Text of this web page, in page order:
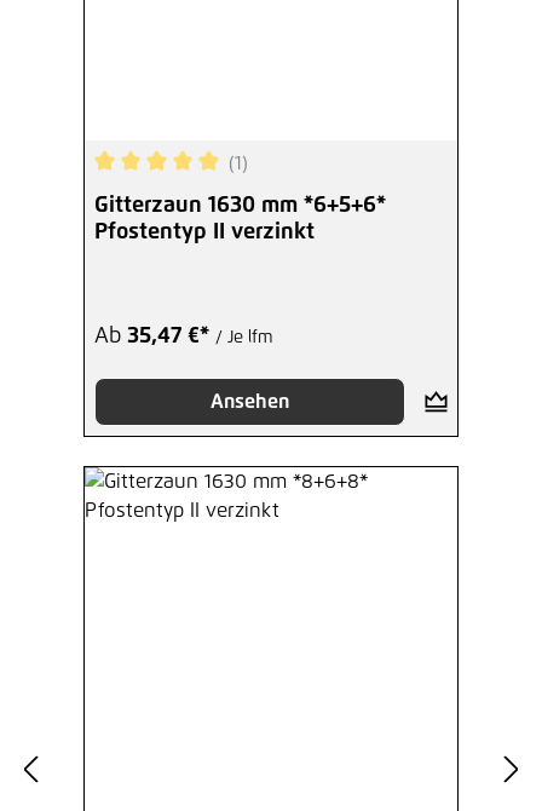
Durchschnittliche Bewertung von 5 von 5
(1)
Gitterzaun 1630 mm *6+5+6*
Pfostentyp II verzinkt
Ab 35,47 €* / Je lfm
Ansehen